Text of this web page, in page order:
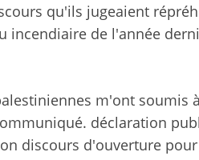
qu'ils jugeaient
incendiaire de l'année
m'ont soumis
déclaration
discours d'ouverture